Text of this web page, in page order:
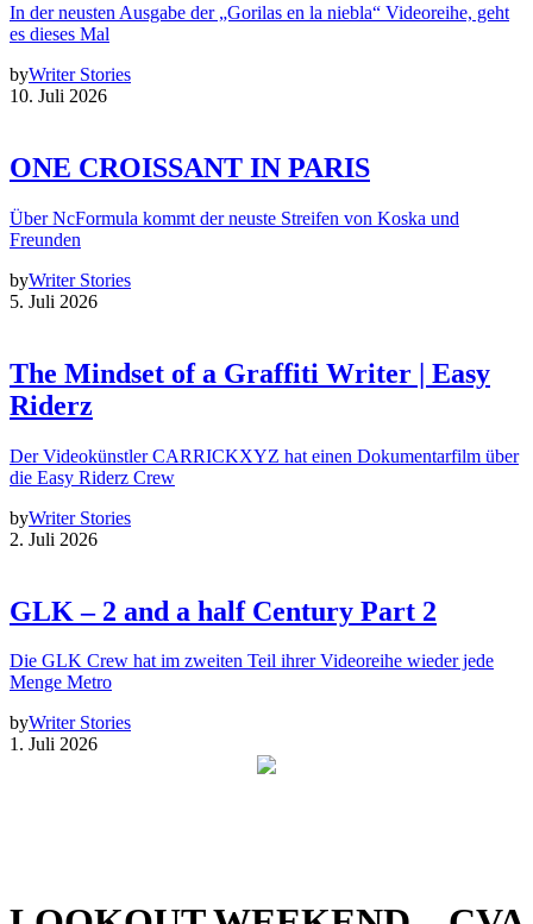
In der neusten Ausgabe der „Gorilas en la niebla“ Videoreihe, geht
es dieses Mal
byWriter Stories
10. Juli 2026
ONE CROISSANT IN PARIS
Über NcFormula kommt der neuste Streifen von Koska und
Freunden
byWriter Stories
5. Juli 2026
The Mindset of a Graffiti Writer | Easy
Riderz
Der Videokünstler CARRICKXYZ hat einen Dokumentarfilm über
die Easy Riderz Crew
byWriter Stories
2. Juli 2026
GLK – 2 and a half Century Part 2
Die GLK Crew hat im zweiten Teil ihrer Videoreihe wieder jede
Menge Metro
byWriter Stories
1. Juli 2026